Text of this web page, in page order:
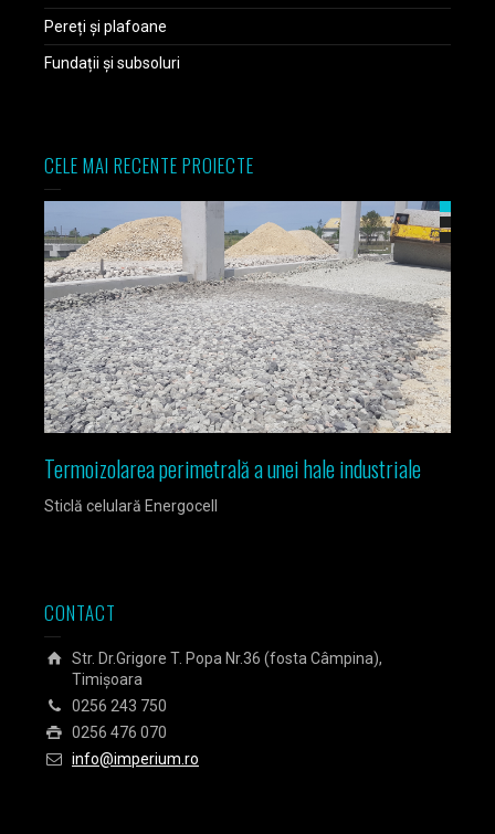
Pereți și plafoane
Fundații și subsoluri
CELE MAI RECENTE PROIECTE
Termoizolarea perimetrală a unei hale industriale
Sticlă celulară Energocell
CONTACT
Str. Dr.Grigore T. Popa Nr.36 (fosta Câmpina),
Timișoara
0256 243 750
0256 476 070
info@imperium.ro